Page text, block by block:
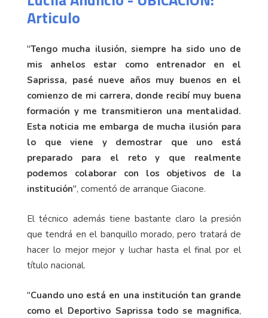
Articulo
"Tengo mucha ilusión, siempre ha sido uno de
mis anhelos estar como entrenador en el
Saprissa, pasé nueve años muy buenos en el
comienzo de mi carrera, donde recibí muy buena
formación y me transmitieron una mentalidad.
Esta noticia me embarga de mucha ilusión para
lo que viene y demostrar que uno está
preparado para el reto y que realmente
podemos colaborar con los objetivos de la
institución", comentó de arranque Giacone.
El técnico además tiene bastante claro la presión
que tendrá en el banquillo morado, pero tratará de
hacer lo mejor mejor y luchar hasta el final por el
título nacional.
"Cuando uno está en una institución tan grande
como el Deportivo Saprissa todo se magnifica,